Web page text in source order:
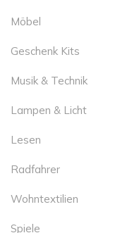
Möbel
Geschenk Kits
Musik & Technik
Lampen & Licht
Lesen
Radfahrer
Wohntextilien
Spiele